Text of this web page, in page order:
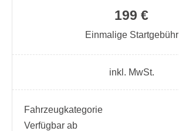
199 €
Einmalige Startgebühr
inkl. MwSt.
Fahrzeugkategorie
Verfügbar ab